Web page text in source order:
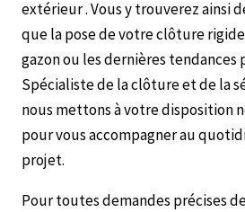
extérieur . Vous y trouverez ainsi
que la pose de votre clôture
gazon ou les dernières tendances
Spécialiste de la clôture et de la
nous mettons à votre disposition
pour vous accompagner au
projet.
Pour toutes demandes précises